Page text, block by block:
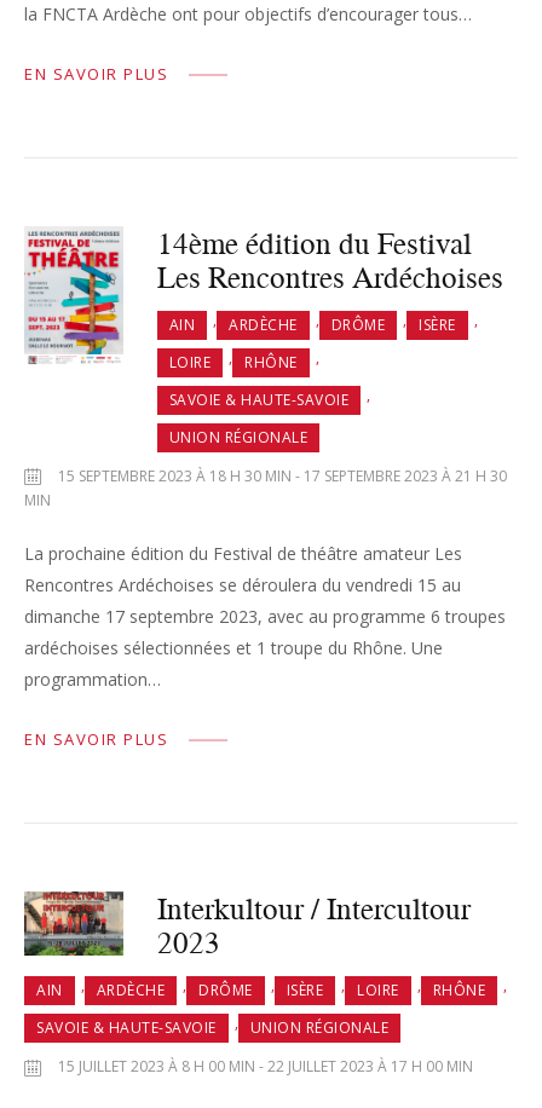
la FNCTA Ardèche ont pour objectifs d’encourager tous…
EN SAVOIR PLUS
14ème édition du Festival
Les Rencontres Ardéchoises
AIN , ARDÈCHE , DRÔME , ISÈRE ,
LOIRE , RHÔNE ,
SAVOIE & HAUTE-SAVOIE ,
UNION RÉGIONALE
15 SEPTEMBRE 2023 À 18 H 30 MIN - 17 SEPTEMBRE 2023 À 21 H 30
MIN
La prochaine édition du Festival de théâtre amateur Les
Rencontres Ardéchoises se déroulera du vendredi 15 au
dimanche 17 septembre 2023, avec au programme 6 troupes
ardéchoises sélectionnées et 1 troupe du Rhône. Une
programmation…
EN SAVOIR PLUS
Interkultour / Intercultour
2023
AIN , ARDÈCHE , DRÔME , ISÈRE , LOIRE , RHÔNE ,
SAVOIE & HAUTE-SAVOIE ,
UNION RÉGIONALE
15 JUILLET 2023 À 8 H 00 MIN - 22 JUILLET 2023 À 17 H 00 MIN